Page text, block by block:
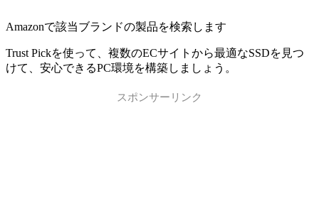
Amazonで該当ブランドの製品を検索します
Trust Pickを使って、複数のECサイトから最適なSSDを見つ
けて、安心できるPC環境を構築しましょう。
スポンサーリンク